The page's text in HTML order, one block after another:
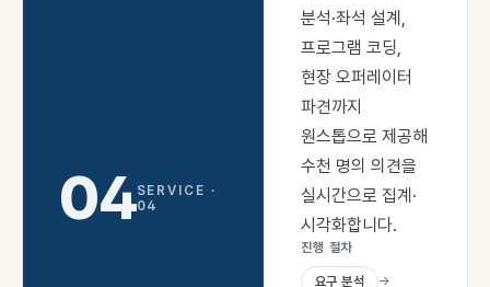
04SERVICE ·
04
분석·좌석 설계,
프로그램 코딩,
현장 오퍼레이터
파견까지
원스톱으로 제공해
수천 명의 의견을
실시간으로 집계·
시각화합니다.
진행 절차
요구 분석
→